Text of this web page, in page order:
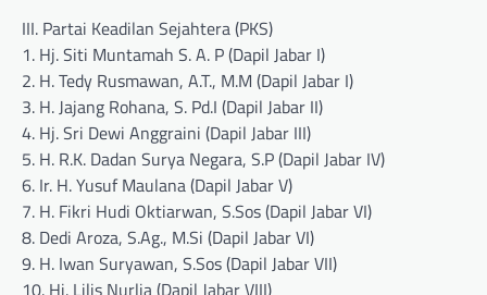
III. Partai Keadilan Sejahtera (PKS)
1. Hj. Siti Muntamah S. A. P (Dapil Jabar I)
2. H. Tedy Rusmawan, A.T., M.M (Dapil Jabar I)
3. H. Jajang Rohana, S. Pd.I (Dapil Jabar II)
4. Hj. Sri Dewi Anggraini (Dapil Jabar III)
5. H. R.K. Dadan Surya Negara, S.P (Dapil Jabar IV)
6. Ir. H. Yusuf Maulana (Dapil Jabar V)
7. H. Fikri Hudi Oktiarwan, S.Sos (Dapil Jabar VI)
8. Dedi Aroza, S.Ag., M.Si (Dapil Jabar VI)
9. H. Iwan Suryawan, S.Sos (Dapil Jabar VII)